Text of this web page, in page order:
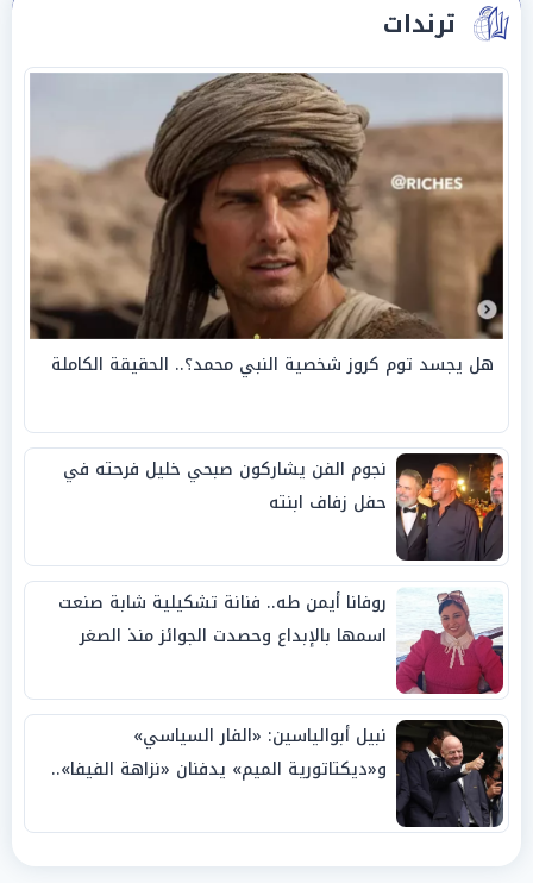
ترندات
هل يجسد توم كروز شخصية النبي محمد؟.. الحقيقة الكاملة
نجوم الفن يشاركون صبحي خليل فرحته في
حفل زفاف ابنته
روفانا أيمن طه.. فنانة تشكيلية شابة صنعت
اسمها بالإبداع وحصدت الجوائز منذ الصغر
نبيل أبوالياسين: «الفار السياسي»
و«ديكتاتورية الميم» يدفنان «نزاهة الفيفا»..